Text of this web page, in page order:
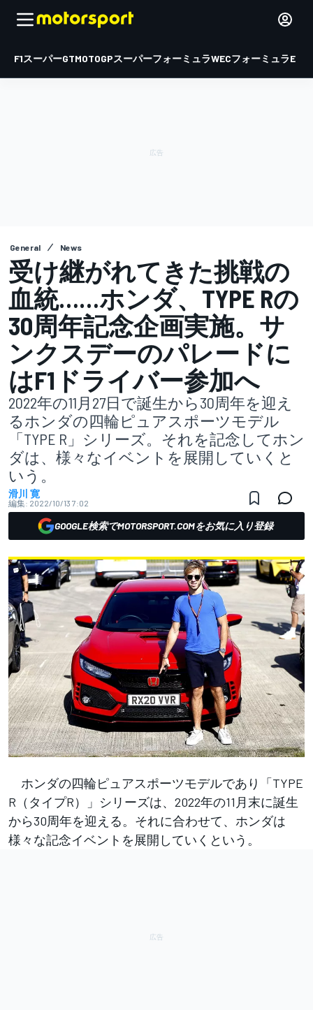
F1スーパーGTMOTOGPスーパーフォーミュラWECフォーミュラE
General News
受け継がれてきた挑戦の
血統……ホンダ、TYPE Rの
30周年記念企画実施。サ
ンクスデーのパレードに
はF1ドライバー参加へ
2022年の11月27日で誕生から30周年を迎え
るホンダの四輪ピュアスポーツモデル
「TYPE R」シリーズ。それを記念してホン
ダは、様々なイベントを展開していくと
いう。
滑川 寛
編集: 2022/10/13 7:02
GOOGLE検索でMOTORSPORT.COMをお気に入り登録
ホンダの四輪ピュアスポーツモデルであり「TYPE
R（タイプR）」シリーズは、2022年の11月末に誕生
から30周年を迎える。それに合わせて、ホンダは
様々な記念イベントを展開していくという。